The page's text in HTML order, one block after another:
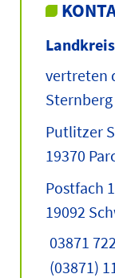
vertreten
Sternberg
Putlitzer
19370
Postfach
19092
03871
(03871)